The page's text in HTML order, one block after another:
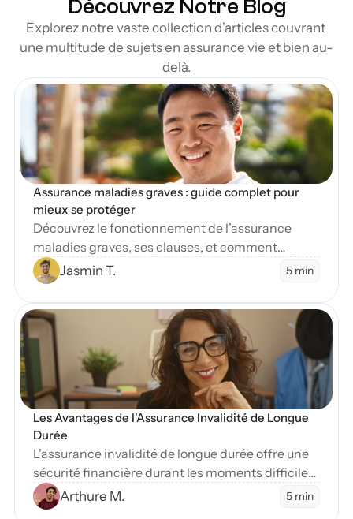
Découvrez Notre Blog
Explorez notre vaste collection d'articles couvrant
une multitude de sujets en assurance vie et bien au-
delà.
Blog
Assurance maladies graves : guide complet pour
mieux se protéger
Découvrez le fonctionnement de l’assurance
maladies graves, ses clauses, et comment
protéger vos finances en cas de diagnostic
sévère.
Jasmin T. 5 min
Blog
Les Avantages de l'Assurance Invalidité de Longue
Durée
L'assurance invalidité de longue durée offre une
sécurité financière durant les moments difficiles.
Apprenez-en plus sur ses nombreux avantages
essentiels.
Arthure M. 5 min